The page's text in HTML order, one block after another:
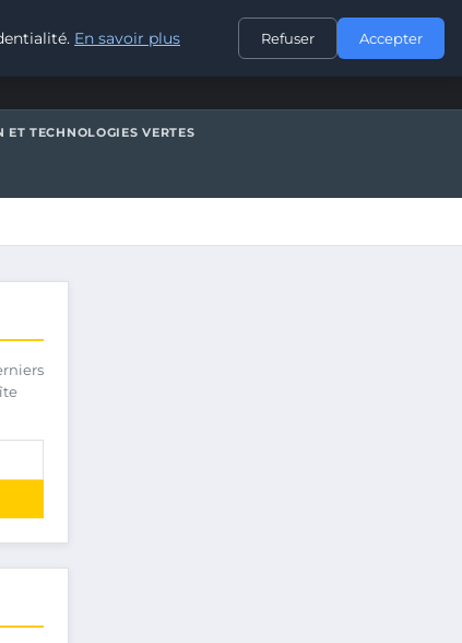
CONTACT
ET TECHNOLOGIES VERTES
En savoir plus Refuser Accepter